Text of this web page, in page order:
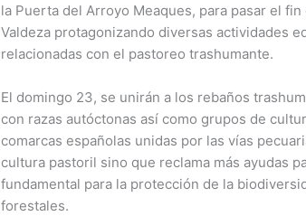
la Puerta del Arroyo Meaques, para pasar el
Valdeza protagonizando diversas actividades
relacionadas con el pastoreo trashumante.
El domingo 23, se unirán a los rebaños
con razas autóctonas así como grupos de
comarcas españolas unidas por las vías
cultura pastoril sino que reclama más ayudas
fundamental para la protección de la
forestales.